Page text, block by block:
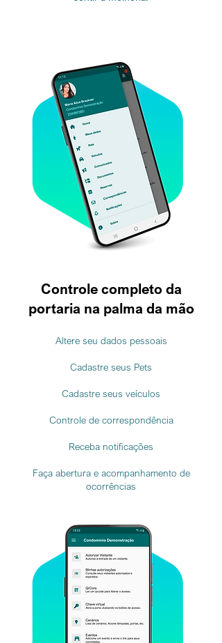
Controle completo da
portaria na palma da mão
Altere seu dados pessoais
Cadastre seus Pets
Cadastre seus veículos
Controle de correspondência
Receba notificações
Faça abertura e acompanhamento de
ocorrências